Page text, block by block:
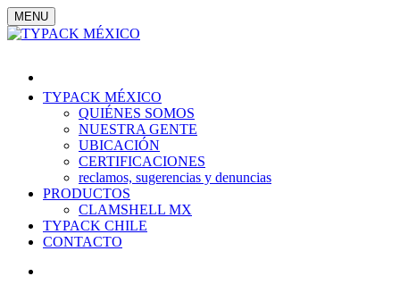
MENU
TYPACK MÉXICO
QUIÉNES SOMOS
NUESTRA GENTE
UBICACIÓN
CERTIFICACIONES
reclamos, sugerencias y denuncias
PRODUCTOS
CLAMSHELL MX
TYPACK CHILE
CONTACTO